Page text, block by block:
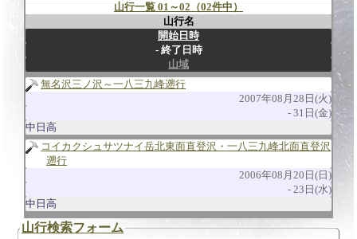
山行一覧 01～02（02件中）
山行名
開始日時
終了日時
山域
無名沢三ノ沢～一八三九峰遡行
2007年08月28日(火)
31日(金)
中日高
コイカクシュサツナイ岳北東面直登沢・一八三九峰北面直登沢
遡行
2006年08月20日(日)
23日(水)
中日高
山行検索フォーム